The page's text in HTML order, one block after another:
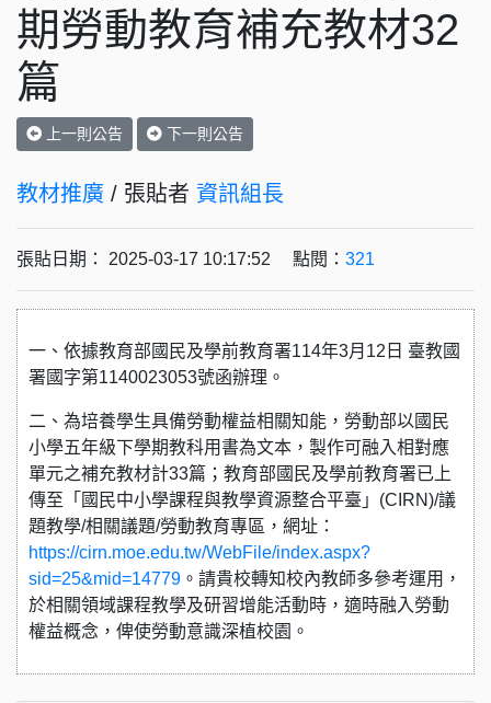
期勞動教育補充教材32
篇
上一則公告 下一則公告
教材推廣 / 張貼者 資訊組長
張貼日期： 2025-03-17 10:17:52 點閱： 321
一、依據教育部國民及學前教育署114年3月12日 臺教國
署國字第1140023053號函辦理。
二、為培養學生具備勞動權益相關知能，勞動部以國民
小學五年級下學期教科用書為文本，製作可融入相對應
單元之補充教材計33篇；教育部國民及學前教育署已上
傳至「國民中小學課程與教學資源整合平臺」(CIRN)/議
題教學/相關議題/勞動教育專區，網址：
https://cirn.moe.edu.tw/WebFile/index.aspx?
sid=25&mid=14779 。請貴校轉知校內教師多參考運用，
於相關領域課程教學及研習增能活動時，適時融入勞動
權益概念，俾使勞動意識深植校園。